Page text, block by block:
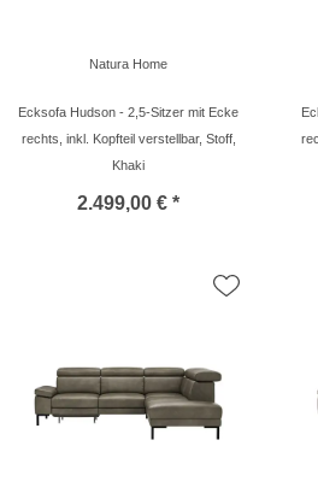
Natura Home
Ecksofa Hudson - 2,5-Sitzer mit Ecke
rechts, inkl. Kopfteil verstellbar, Stoff,
Khaki
2.499,00 € *